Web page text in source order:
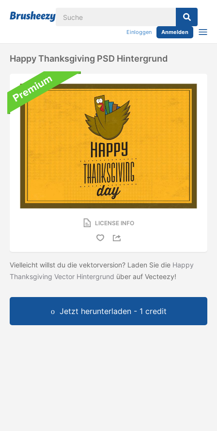
Einloggen Anmelden
Happy Thanksgiving PSD Hintergrund
LICENSE INFO
Vielleicht willst du die vektorversion? Laden Sie die Happy
Thanksgiving Vector Hintergrund über auf Vecteezy!
Jetzt herunterladen - 1 credit